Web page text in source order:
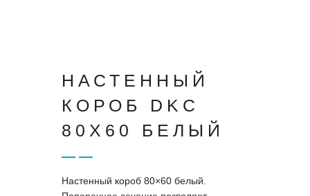
НАСТЕННЫЙ
КОРОБ DKC
80X60 БЕЛЫЙ
Настенный короб 80×60 белый.